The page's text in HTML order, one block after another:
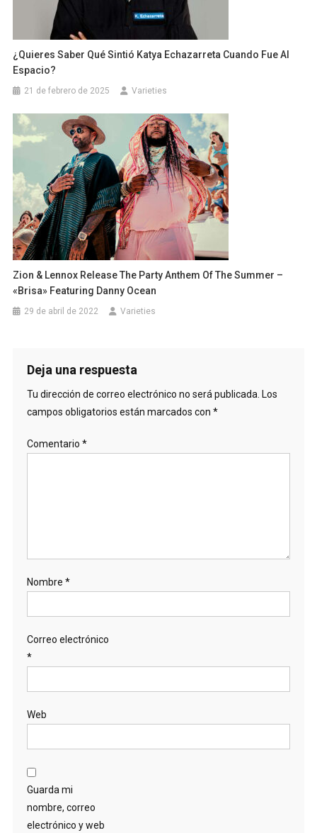
¿Quieres Saber Qué Sintió Katya Echazarreta Cuando Fue Al
Espacio?
21 de febrero de 2025 Varieties
Zion & Lennox Release The Party Anthem Of The Summer –
«Brisa» Featuring Danny Ocean
29 de abril de 2022 Varieties
Deja una respuesta
Tu dirección de correo electrónico no será publicada. Los
campos obligatorios están marcados con *
Comentario *
Nombre *
Correo electrónico
*
Web
Guarda mi
nombre, correo
electrónico y web